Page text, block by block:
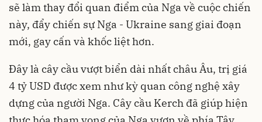
sẽ làm thay đổi quan điểm của Nga về cuộc chiến
này, đẩychiến sự Nga - Ukraine sang giai đoạn
mới, gay cấn và khốc liệt hơn.
Đây là cây cầu vượt biển dài nhất châu Âu, trị giá
4 tỷ USD được xem như kỳ quan công nghệ xây
dựng của người Nga. Cây cầu Kerch đã giúp hiện